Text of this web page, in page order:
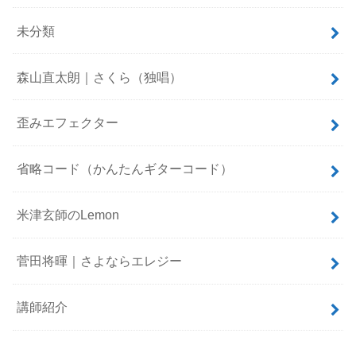
未分類
森山直太朗｜さくら（独唱）
歪みエフェクター
省略コード（かんたんギターコード）
米津玄師のLemon
菅田将暉｜さよならエレジー
講師紹介